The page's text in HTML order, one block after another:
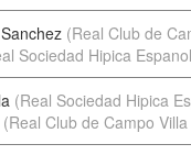
(Real Club de
Sociedad Hipica
(Real Sociedad Hipica
(Real Club de Campo